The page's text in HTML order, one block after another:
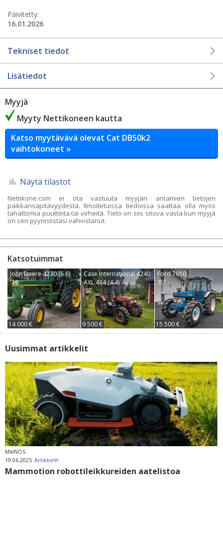
Päivitetty:
16.01.2026
Tekniset tiedot
Lisätiedot
Myyjä
Myyty Nettikoneen kautta
Katso myytävävä olevat Cat DB50k2
vaihtokoneet »
Näytä tilastot
Nettikone.com ei ota vastuuta myyjän antamien tietojen
paikkansapitävyydestä. Ilmoitetuissa tiedoissa saattaa olla myös
tahattomia puutteita tai virheitä. Tieto on siis sitova vasta kun myyjä
on sen pyynnöstäsi vahvistanut.
Katsotuimmat
John Deere 4230 (6.6)
'79
14 000 €
Case International 4240
AXL 4X4 (4.4)
'97
9 500 €
Ford 7610
'87
15 500 €
Uusimmat artikkelit
MAINOS
19.06.2025 Artikkelit
Mammotion robottileikkureiden aatelistoa